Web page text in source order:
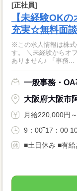
[正社員]
【未経験OK
充実☆無料面
※この求人情報は株式
す。 ＼未経験からオ
ありません♪ 「事務...
一般事務・OA
大阪府大阪市
月給220,000円
9：00‾17：00
■土日休み ■有